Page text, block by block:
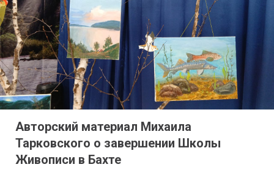
Авторский материал Михаила
Тарковского о завершении Школы
Живописи в Бахте